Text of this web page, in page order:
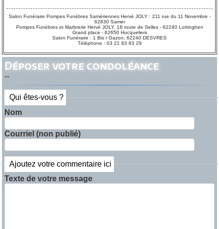
Salon Funéraire Pompes Funèbres Samériennes Hervé JOLY : 211 rue du 11 Novembre -
62830 Samer
Pompes Funèbres et Marbrerie Hervé JOLY, 18 route de Selles - 62240 Lottinghen
Grand place - 62650 Hucqueliers
Salon Funéraire : 1 Bis r Gazon, 62240 DESVRES
Téléphone : 03 21 83 83 29
Déposer votre condoléance
--
Qui êtes-vous ?
Nom
Courriel (non publié)
Ajoutez votre commentaire ici
Texte de votre message